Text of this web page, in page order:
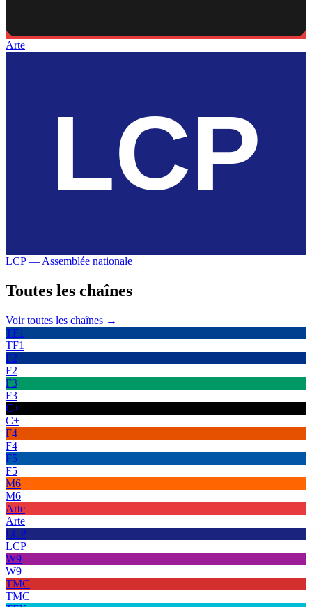
Arte
LCP — Assemblée nationale
Toutes les chaînes
Voir toutes les chaînes →
TF1
TF1
F2
F2
F3
F3
C+
C+
F4
F4
F5
F5
M6
M6
Arte
Arte
LCP
LCP
W9
W9
TMC
TMC